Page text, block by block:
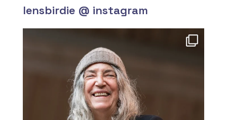
lensbirdie @ instagram